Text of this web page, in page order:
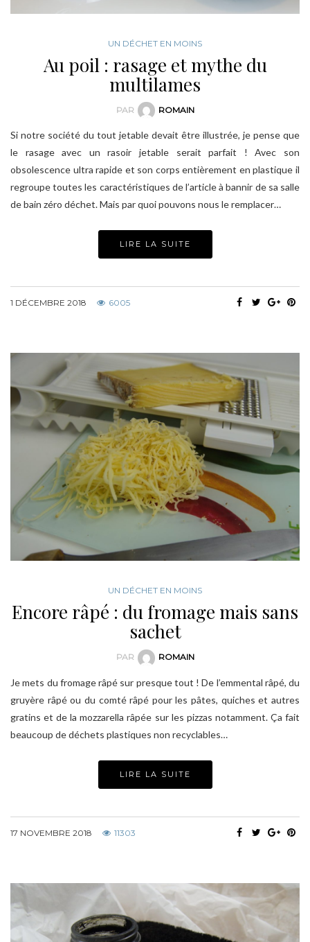
UN DÉCHET EN MOINS
Au poil : rasage et mythe du
multilames
PAR ROMAIN
Si notre société du tout jetable devait être illustrée, je pense que
le rasage avec un rasoir jetable serait parfait ! Avec son
obsolescence ultra rapide et son corps entièrement en plastique il
regroupe toutes les caractéristiques de l’article à bannir de sa salle
de bain zéro déchet. Mais par quoi pouvons nous le remplacer…
LIRE LA SUITE
1 DÉCEMBRE 2018 6005
UN DÉCHET EN MOINS
Encore râpé : du fromage mais sans
sachet
PAR ROMAIN
Je mets du fromage râpé sur presque tout ! De l’emmental râpé, du
gruyère râpé ou du comté râpé pour les pâtes, quiches et autres
gratins et de la mozzarella râpée sur les pizzas notamment. Ça fait
beaucoup de déchets plastiques non recyclables…
LIRE LA SUITE
17 NOVEMBRE 2018 11303